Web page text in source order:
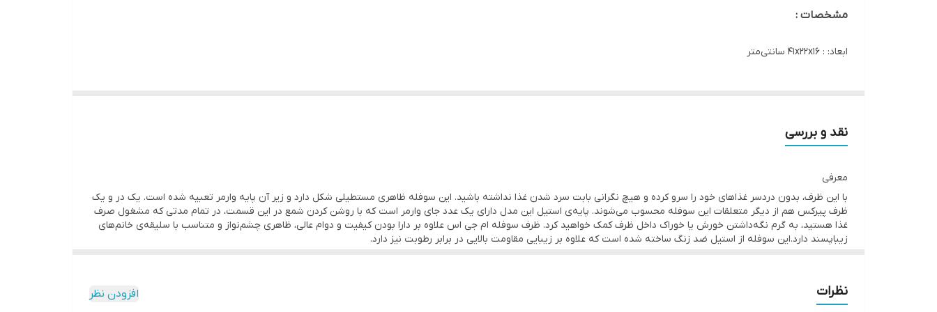
مشخصات :
ابعاد: : ۴۱x۲۲x۱۶ سانتی‌متر
سایر توضیحات :
نقد و بررسی
معرفی
با این ظرف، بدون دردسر غذاهای خود را سرو کرده و هیچ نگرانی بابت سرد شدن غذا نداشته باشید. این سوفله‌ ظاهری مستطیلی شکل دارد و زیر آن پایه وارمر تعبیه شده است. یک در و یک
ظرف پیرکس هم از دیگر متعلقات این سوفله محسوب می‌شوند. پایه‌ی استیل این مدل دارای یک عدد جای وارمر است که با روشن کردن شمع در این قسمت، در تمام مدتی که مشغول صرف
غذا هستید، به گرم نگه‌داشتن خورش یا خوراک داخل ظرف کمک خواهید کرد. ظرف سوفله ام جی اس علاوه بر دارا بودن کیفیت و دوام عالی، ظاهری چشم‌نواز و متناسب با سلیقه‌ی خانم‌های
زیباپسند دارد.این سوفله از استیل ضد زنگ ساخته شده است که علاوه بر زیبایی مقاومت بالایی در برابر رطوبت نیز دارد.
نظرات افزودن نظر